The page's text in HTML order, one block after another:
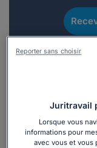
Vous
Juritravail
Lorsque vous
informations pour
avec vous et vous
Reporter sans choisir